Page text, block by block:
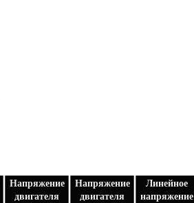
Напряжение
двигателя
Напряжение
двигателя
Линейное
напряжение